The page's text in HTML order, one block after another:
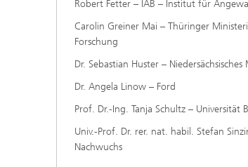
Robert Fetter – IAB – Institut für
Carolin Greiner Mai – Thüringer
Forschung
Dr. Sebastian Huster –
Dr. Angela Linow – Ford
Prof. Dr.-Ing. Tanja Schultz – Universität
Univ.-Prof. Dr. rer. nat. habil. Stefan
Nachwuchs